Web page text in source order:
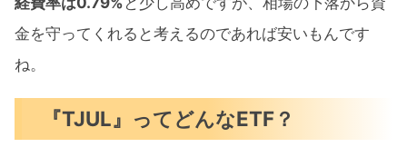
金を守ってくれると考えるのであれば安いもんです
ね。
『TJUL』ってどんなETF？